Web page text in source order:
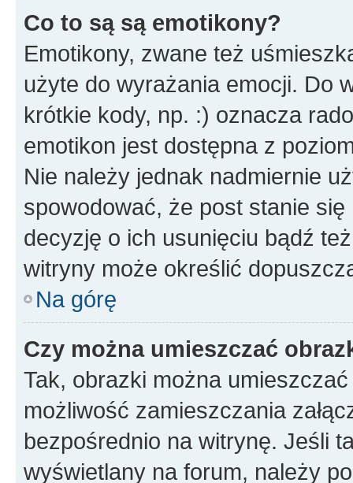
Co to są są emotikony?
Emotikony, zwane też
użyte do wyrażania emocji. Do
krótkie kody, np. :) oznacza
emotikon jest dostępna z
Nie należy jednak nadmiernie
spowodować, że post stanie
decyzję o ich usunięciu bądź
witryny może określić
Na górę
Czy można umieszczać
Tak, obrazki można
możliwość zamieszczania
bezpośrednio na witrynę. Jeśli
wyświetlany na forum, należy